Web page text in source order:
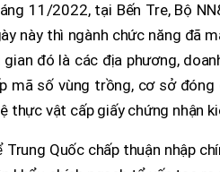
11/2022, tại Bến Tre, Bộ
này thì ngành chức năng đã
đó là các địa phương,
mã số vùng trồng, cơ sở
thực vật cấp giấy chứng nhận
Trung Quốc chấp thuận nhập